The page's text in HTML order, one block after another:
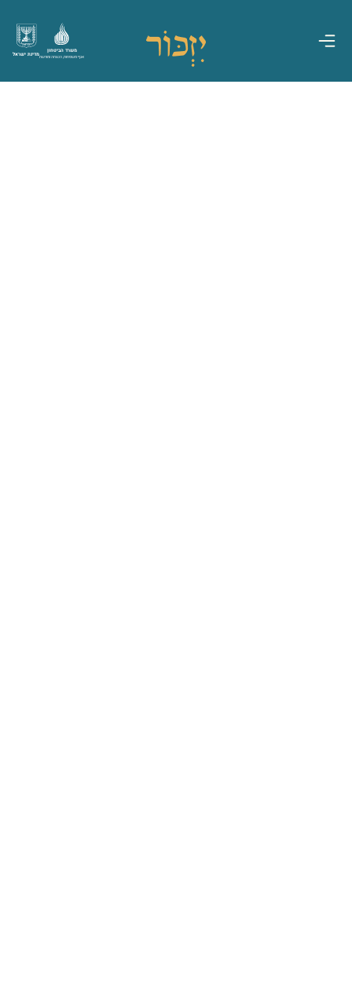
מדינת ישראל
משרד הביטחון
אגף משפחות, הנצחה ומורשת